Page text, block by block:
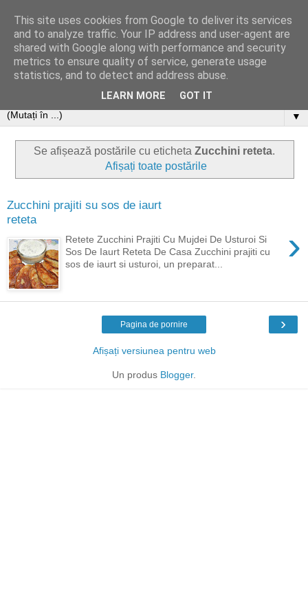
▼
Se afișează postările cu eticheta Zucchini reteta.
Afișați toate postările
Zucchini prajiti su sos de iaurt
reteta
›
Retete Zucchini Prajiti Cu Mujdei De Usturoi Si
Sos De Iaurt Reteta De Casa Zucchini prajiti cu
sos de iaurt si usturoi, un preparat...
›
Pagina de pornire
Afișați versiunea pentru web
Un produs Blogger.
This site uses cookies from Google to deliver its services
and to analyze traffic. Your IP address and user-agent are
shared with Google along with performance and security
metrics to ensure quality of service, generate usage
statistics, and to detect and address abuse.
LEARN MORE GOT IT